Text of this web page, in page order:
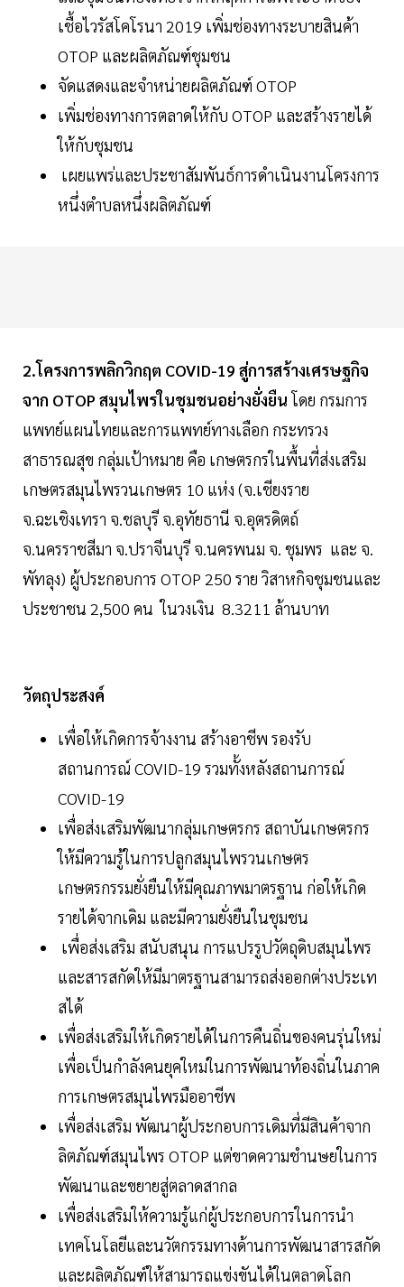
เชื้อไวรัสโคโรนา 2019 เพิ่มช่องทางระบายสินค้า
OTOP และผลิตภัณฑ์ชุมชน
จัดแสดงและจำหน่ายผลิตภัณฑ์ OTOP
เพิ่มช่องทางการตลาดให้กับ OTOP และสร้างรายได้
ให้กับชุมชน
เผยแพร่และประชาสัมพันธ์การดำเนินงานโครงการ
หนึ่งตำบลหนึ่งผลิตภัณฑ์
2.โครงการพลิกวิกฤต COVID-19 สู่การสร้างเศรษฐกิจ
จาก OTOP สมุนไพรในชุมชนอย่างยั่งยืนโดย กรมการ
แพทย์แผนไทยและการแพทย์ทางเลือก กระทรวง
สาธารณสุข กลุ่มเป้าหมาย คือ เกษตรกรในพื้นที่ส่งเสริม
เกษตรสมุนไพรวนเกษตร 10 แห่ง (จ.เชียงราย
จ.ฉะเชิงเทรา จ.ชลบุรี จ.อุทัยธานี จ.อุตรดิตถ์
จ.นครราชสีมา จ.ปราจีนบุรี จ.นครพนม จ. ชุมพร และ จ.
พัทลุง) ผู้ประกอบการ OTOP 250 ราย วิสาหกิจชุมชนและ
ประชาชน 2,500 คน ในวงเงิน 8.3211 ล้านบาท
วัตถุประสงค์
เพื่อให้เกิดการจ้างงาน สร้างอาชีพ รองรับ
สถานการณ์ COVID-19 รวมทั้งหลังสถานการณ์
COVID-19
เพื่อส่งเสริมพัฒนากลุ่มเกษตรกร สถาบันเกษตรกร
ให้มีความรู้ในการปลูกสมุนไพรวนเกษตร
เกษตรกรรมยั่งยืนให้มีคุณภาพมาตรฐาน ก่อให้เกิด
รายได้จากเดิม และมีความยั่งยืนในชุมชน
เพื่อส่งเสริม สนับสนุน การแปรรูปวัตถุดิบสมุนไพร
และสารสกัดให้มีมาตรฐานสามารถส่งออกต่างประเท
สได้
เพื่อส่งเสริมให้เกิดรายได้ในการคืนถิ่นของคนรุ่นใหม่
เพื่อเป็นกำลังคนยุคใหม่ในการพัฒนาท้องถิ่นในภาค
การเกษตรสมุนไพรมืออาชีพ
เพื่อส่งเสริม พัฒนาผู้ประกอบการเดิมที่มีสินค้าจาก
ลิตภัณฑ์สมุนไพร OTOP แต่ขาดความชำนษยในการ
พัฒนาและขยายสู่ตลาดสากล
เพื่อส่งเสริมให้ความรู้แก่ผู้ประกอบการในการนำ
เทคโนโลยีและนวัตกรรมทางด้านการพัฒนาสารสกัด
และผลิตภัณฑ์ให้สามารถแข่งขันได้ในตลาดโลก